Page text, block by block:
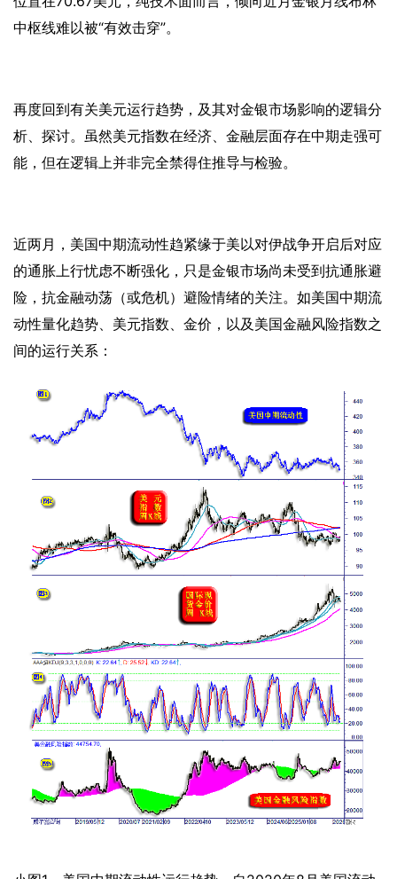
中枢线难以被“有效击穿”。
再度回到有关美元运行趋势，及其对金银市场影响的逻辑分
析、探讨。虽然美元指数在经济、金融层面存在中期走强可
能，但在逻辑上并非完全禁得住推导与检验。
近两月，美国中期流动性趋紧缘于美以对伊战争开启后对应
的通胀上行忧虑不断强化，只是金银市场尚未受到抗通胀避
险，抗金融动荡（或危机）避险情绪的关注。如美国中期流
动性量化趋势、美元指数、金价，以及美国金融风险指数之
间的运行关系：